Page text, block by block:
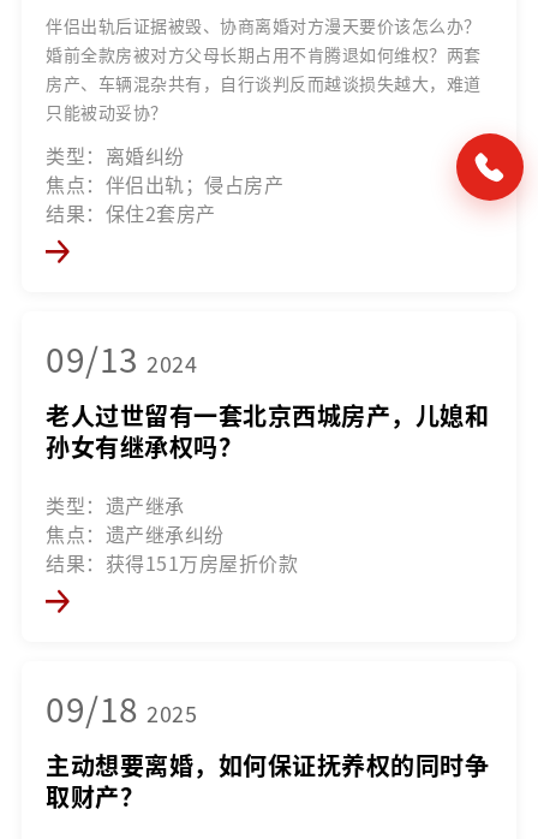
伴侣出轨后证据被毁、协商离婚对方漫天要价该怎么办？
婚前全款房被对方父母长期占用不肯腾退如何维权？两套
房产、车辆混杂共有，自行谈判反而越谈损失越大，难道
只能被动妥协？
类型：离婚纠纷
焦点：伴侣出轨；侵占房产
结果：保住2套房产
09/13 2024
老人过世留有一套北京西城房产，儿媳和
孙女有继承权吗？
类型：遗产继承
焦点：遗产继承纠纷
结果：获得151万房屋折价款
09/18 2025
主动想要离婚，如何保证抚养权的同时争
取财产？